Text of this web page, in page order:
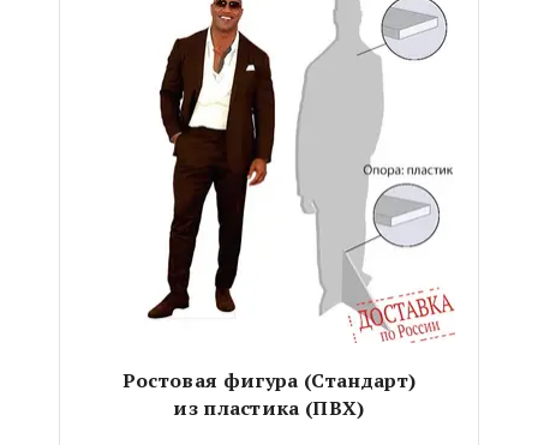
Ростовая фигура (Стандарт)
из пластика (ПВХ)